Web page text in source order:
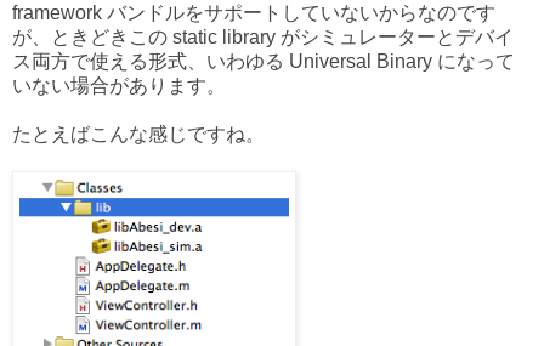
framework バンドルをサポートしていないからなのです
が、ときどきこの static library がシミュレーターとデバイ
ス両方で使える形式、いわゆる Universal Binary になって
いない場合があります。
たとえばこんな感じですね。